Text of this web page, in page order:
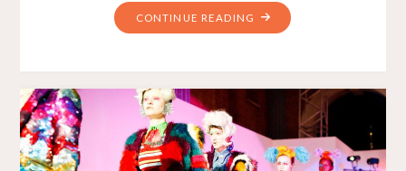
CONTINUE READING